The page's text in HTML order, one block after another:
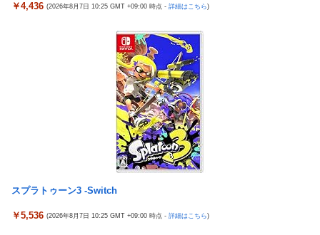
￥4,436 (2026年8月7日 10:25 GMT +09:00 時点 - 詳細はこちら)
スプラトゥーン3 -Switch
￥5,536 (2026年8月7日 10:25 GMT +09:00 時点 - 詳細はこちら)